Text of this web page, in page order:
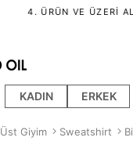
4. ÜRÜN VE ÜZERI
KADIN ERKEK
Üst Giyim Sweatshirt